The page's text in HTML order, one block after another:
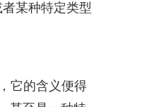
某种特定类型
它的含义便得